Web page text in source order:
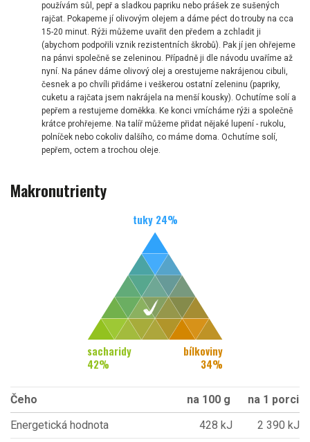
používám sůl, pepř a sladkou papriku nebo prášek ze sušených
rajčat. Pokapeme jí olivovým olejem a dáme péct do trouby na cca
15-20 minut. Rýži můžeme uvařit den předem a zchladit ji
(abychom podpořili vznik rezistentních škrobů). Pak jí jen ohřejeme
na pánvi společně se zeleninou. Případně ji dle návodu uvaříme až
nyní. Na pánev dáme olivový olej a orestujeme nakrájenou cibuli,
česnek a po chvíli přidáme i veškerou ostatní zeleninu (papriky,
cuketu a rajčata jsem nakrájela na menší kousky). Ochutíme solí a
pepřem a restujeme doměkka. Ke konci vmícháme rýži a společně
krátce prohřejeme. Na talíř můžeme přidat nějaké lupení - rukolu,
polníček nebo cokoliv dalšího, co máme doma. Ochutíme solí,
pepřem, octem a trochou oleje.
Makronutrienty
tuky 24%
sacharidy
42%
bílkoviny
34%
Čeho na 100 g
na 1 porci
Energetická hodnota
428 kJ
2 390 kJ